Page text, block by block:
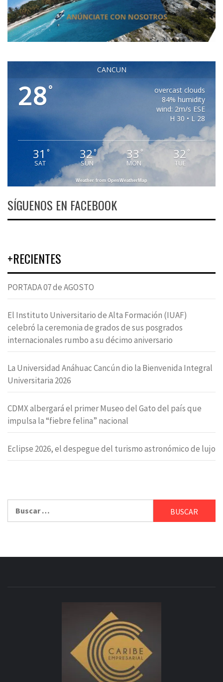
CANCUN
28°
overcast clouds
84% humidity
wind: 2m/s ESE
H 30 • L 28
31 °
SAT
32°
SUN
33 °
MON
32 °
TUE
Weather from OpenWeatherMap
SÍGUENOS EN FACEBOOK
+RECIENTES
PORTADA 07 de AGOSTO
El Instituto Universitario de Alta Formación (IUAF)
celebró la ceremonia de grados de sus posgrados
internacionales rumbo a su décimo aniversario
La Universidad Anáhuac Cancún dio la Bienvenida Integral
Universitaria 2026
CDMX albergará el primer Museo del Gato del país que
impulsa la “fiebre felina” nacional
Eclipse 2026, el despegue del turismo astronómico de lujo